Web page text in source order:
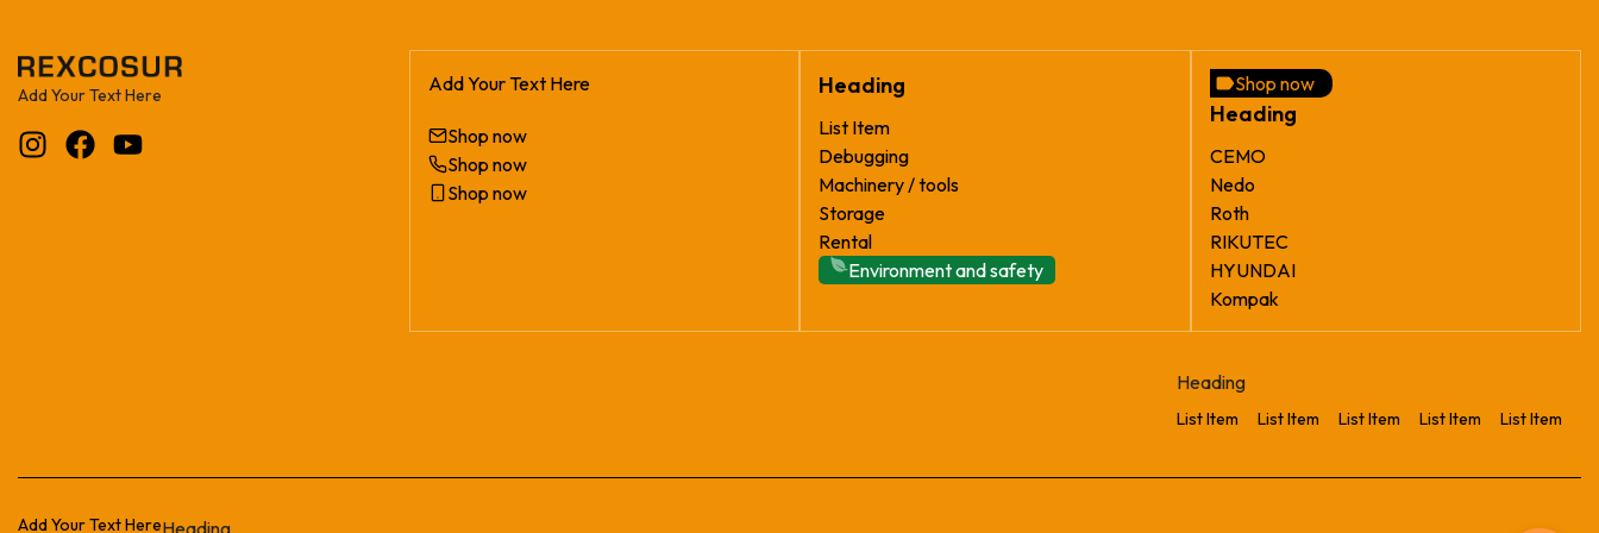
Add Your Text Here Add Your Text Here
Shop now
Shop now
Shop now
Heading
List Item
Debugging
Machinery / tools
Storage
Rental
Environment and safety
Shop now
Heading
CEMO
Nedo
Roth
RIKUTEC
HYUNDAI
Kompak
Heading
List Item List Item List Item List Item List Item
Add Your Text HereHeading